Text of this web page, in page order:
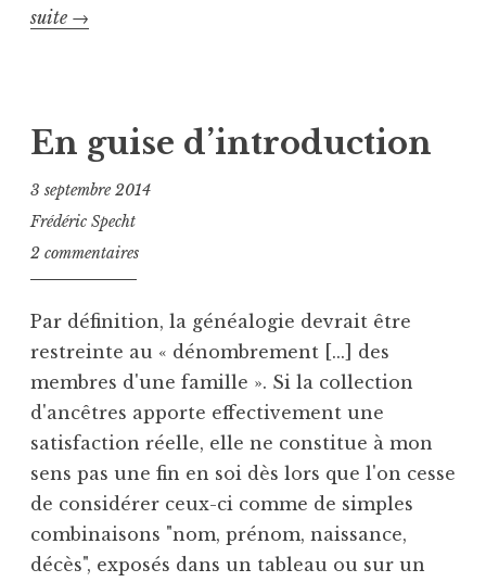
e
suite Point
→
b
l
i
d
a
n
s
n
c
a
t
e
g
r
i
g
u
é
h
r
o
n
q
u
e
En guise d’introduction
3 septembre 2014
Frédéric Specht
2 commentaires
Par définition, la généalogie devrait être
restreinte au « dénombrement [...] des
membres d'une famille ». Si la collection
d'ancêtres apporte effectivement une
satisfaction réelle, elle ne constitue à mon
sens pas une fin en soi dès lors que l'on cesse
de considérer ceux-ci comme de simples
combinaisons "nom, prénom, naissance,
décès", exposés dans un tableau ou sur un